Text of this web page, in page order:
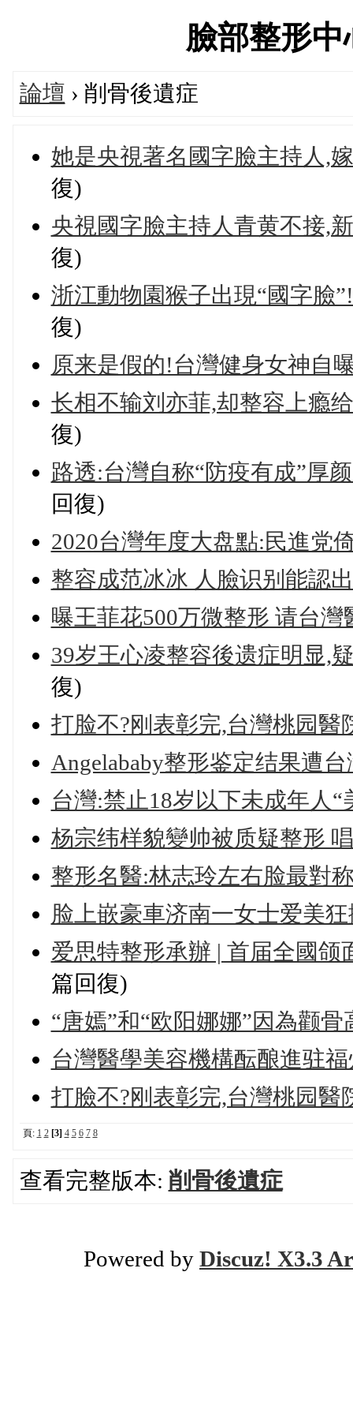
臉部整形
論壇 › 削骨後遺症
她是央視著名國字臉主持人,
復)
央視國字臉主持人青黄不接,
復)
浙江動物園猴子出現“國字臉
復)
原来是假的!台灣健身女神自
长相不输刘亦菲,却整容上瘾
復)
路透:台灣自称“防疫有成”厚
回復)
2020台灣年度大盘點:民進党
整容成范冰冰 人臉识别能認
曝王菲花500万微整形 请台灣
39岁王心凌整容後遗症明显,
復)
打脸不?刚表彰完,台灣桃园醫
Angelababy整形鉴定结果遭
台灣:禁止18岁以下未成年人“
杨宗纬样貌變帅被质疑整形
整形名醫:林志玲左右脸最對
脸上嵌豪車济南一女士爱美狂
爱思特整形承辦 | 首届全國
篇回復)
“唐嫣”和“欧阳娜娜”因為颧
台灣醫學美容機構酝酿進驻福
打臉不?刚表彰完,台灣桃园醫
頁: 1 2 [3] 4 5 6 7 8
查看完整版本: 削骨後遺症
Powered by Discuz! X3.3